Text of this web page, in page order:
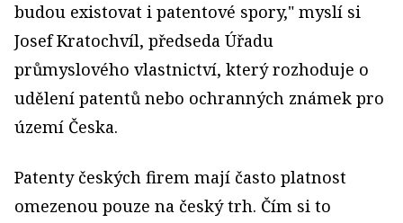
budou existovat i patentové spory," myslí si
Josef Kratochvíl, předseda Úřadu
průmyslového vlastnictví, který rozhoduje o
udělení patentů nebo ochranných známek pro
území Česka.
Patenty českých firem mají často platnost
omezenou pouze na český trh. Čím si to